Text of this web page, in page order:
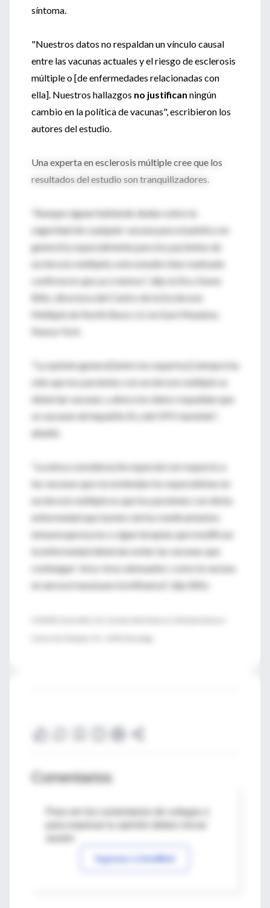
síntoma.
"Nuestros datos no respaldan un vínculo causal
entre las vacunas actuales y el riesgo de esclerosis
múltiple o [de enfermedades relacionadas con
ella]. Nuestros hallazgos no justifican ningún
cambio en la política de vacunas", escribieron los
autores del estudio.
Una experta en esclerosis múltiple cree que los
resultados del estudio son tranquilizadores.
"Aunque siguen habiendo dudas sobre la
seguridad de cualquier vacuna para el público en
general (y especialmente para los pacientes de
esclerosis múltiple), este estudio bien realizado
confirma lo que ya creemos", dijo la Dra. Karen
Blitz, directora del Centro de la Esclerosis
Múltiple de North Shore-LIJ en East Meadow,
Nueva York.
"La opinión general [entre los expertos] siempre ha
sido que los pacientes con esclerosis múltiple se
deberían vacunar, y ahora los datos respaldan que
se vacunen de hepatitis B y del VPH también",
añadió.
"La única consideración especial con respecto a
las vacunas que recomiendan los especialistas en
esclerosis múltiple es que los pacientes con dicha
enfermedad que tomen ciertos medicamentos
inmunosupresores o sigan terapias que modifican
la enfermedad deberían evitar las vacunas que
contengan 'virus vivos atenuados', como la vacuna
en aerosol nasal para la influenza", dijo Blitz.
Comentarios
Para ver los comentarios de colegas o
Ingresar a IntraMed